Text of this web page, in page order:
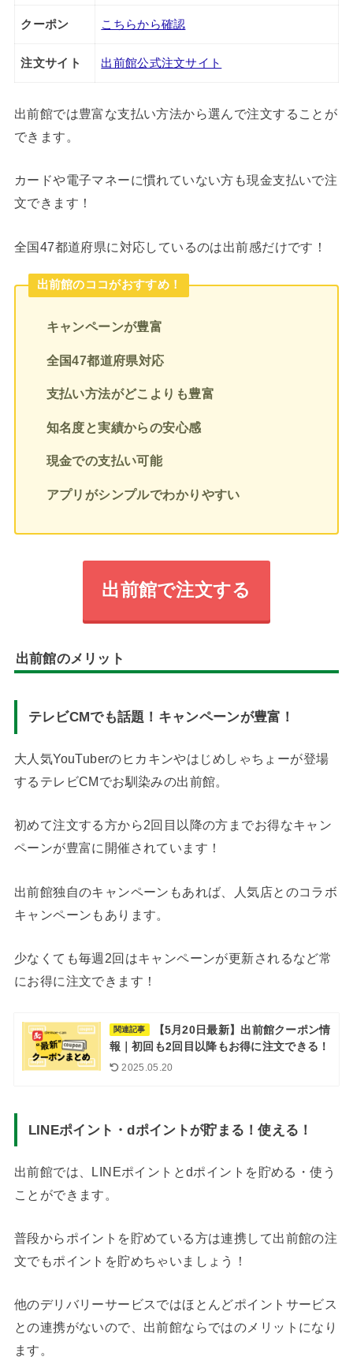
クーポン こちらから確認
注文サイト 出前館公式注文サイト
出前館では豊富な支払い方法から選んで注文することが
できます。
カードや電子マネーに慣れていない方も現金支払いで注
文できます！
全国47都道府県に対応しているのは出前感だけです！
出前館のココがおすすめ！
キャンペーンが豊富
全国47都道府県対応
支払い方法がどこよりも豊富
知名度と実績からの安心感
現金での支払い可能
アプリがシンプルでわかりやすい
出前館で注文する
出前館のメリット
テレビCMでも話題！キャンペーンが豊富！
大人気YouTuberのヒカキンやはじめしゃちょーが登場
するテレビCMでお馴染みの出前館。
初めて注文する方から2回目以降の方までお得なキャン
ペーンが豊富に開催されています！
出前館独自のキャンペーンもあれば、人気店とのコラボ
キャンペーンもあります。
少なくても毎週2回はキャンペーンが更新されるなど常
にお得に注文できます！
関連記事
【5月20日最新】出前館クーポン情
報｜初回も2回目以降もお得に注文できる！
2025.05.20
LINEポイント・dポイントが貯まる！使える！
出前館では、LINEポイントとdポイントを貯める・使う
ことができます。
普段からポイントを貯めている方は連携して出前館の注
文でもポイントを貯めちゃいましょう！
他のデリバリーサービスではほとんどポイントサービス
との連携がないので、出前館ならではのメリットになり
ます。